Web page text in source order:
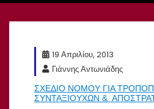
19 Απριλίου, 2013
Γιάννης Αντωνιάδης
ΣΧΕΔΙΟ ΝΟΜΟΥ ΓΙΑ
ΣΥΝΤΑΞΙΟΥΧΩΝ &